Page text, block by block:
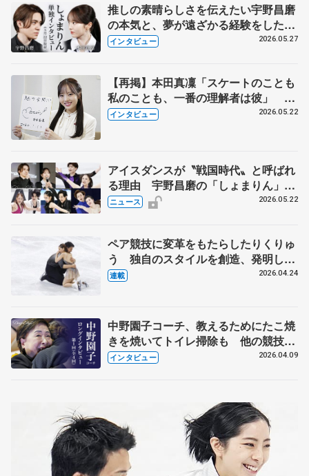
推しの素晴らしさを伝えたい宇野昌磨
の本気と、夢が遠ざかる経験をした本
田真凜の覚悟
インタビュー 2026.05.27
【再掲】本田真凜「スケートのことも
私のことも、一番の理解者は彼」 引
退時の単独インタビューで語った競技
インタビュー 2026.05.22
アイスダンスが〝戦国時代〟と呼ばれ
る理由 宇野昌磨の「しょまりん」ら
実力者が相次いで参戦 国内の競争激
ニュース 2026.05.22
ペア競技に変革をもたらしたりくりゅ
う 独自のスタイルを創造、発明した
【引退発表後②】
連載 2026.04.24
中野園子コーチ、教えるためにたこ焼
きを焼いてトイレ掃除も 他の競技に
も通用するという坂本花織の筋肉
インタビュー 2026.04.09